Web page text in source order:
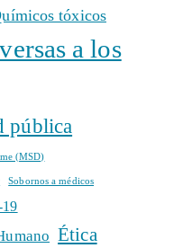
tóxicos
a los
pública
(MSD)
Sobornos a médicos
19
Ética